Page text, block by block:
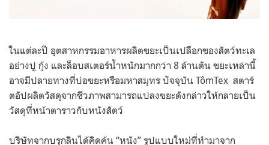
ในแต่ละปี อุตสาหกรรมอาหารผลิตขยะเป็นเปลือกของสัตว์ทะเล
อย่างปู กุ้ง และล็อบสเตอร์น้ำหนักมากกว่า 8 ล้านตัน ขยะเหล่านี้
อาจมีปลายทางที่บ่อขยะหรือมหาสมุทร ปัจจุบัน TômTex สตาร์
ตอัปผลิตวัสดุจากชีวภาพสามารถแปลงขยะดังกล่าวให้กลายเป็น
วัสดุที่หน้าตาราวกับหนังสัตว์
บริษัทจากบรุกลินได้คิดค้น “หนัง” รูปแบบใหม่ที่ทำมาจาก